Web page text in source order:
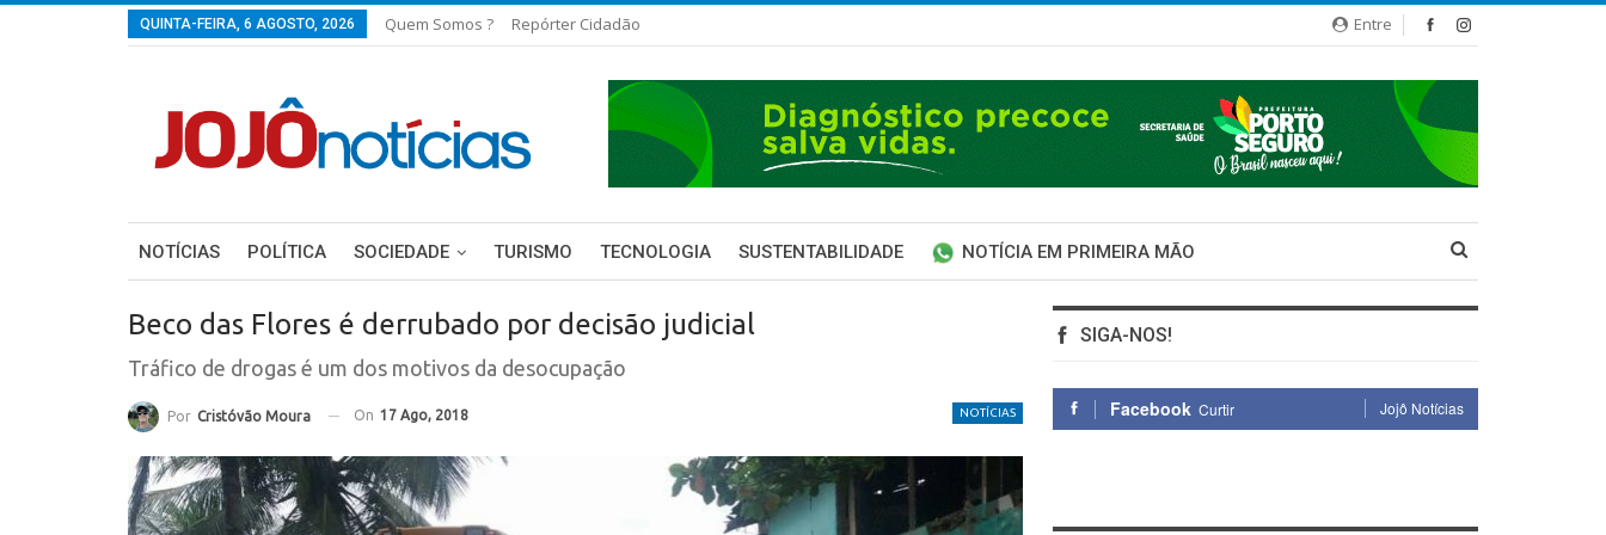
Entre
QUINTA-FEIRA, 6 AGOSTO, 2026 Quem Somos ? Repórter Cidadão
NOTÍCIAS POLÍTICA SOCIEDADE TURISMO TECNOLOGIA SUSTENTABILIDADE NOTÍCIA EM PRIMEIRA MÃO
Beco das Flores é derrubado por decisão judicial
Tráfico de drogas é um dos motivos da desocupação
NOTÍCIAS
Por Cristóvão Moura On 17 Ago, 2018
SIGA-NOS!
Facebook Curtir Jojô Notícias